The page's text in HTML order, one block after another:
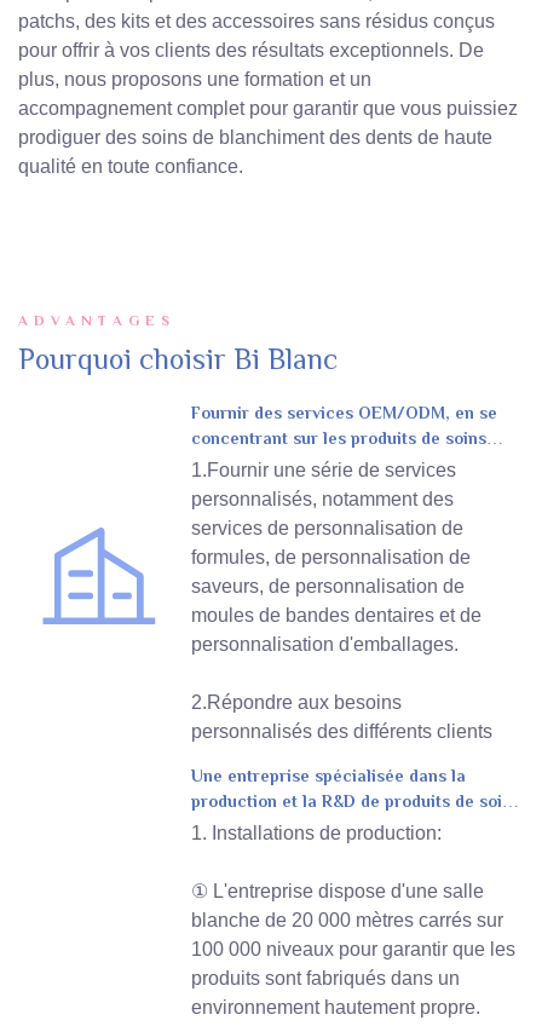
patchs, des kits et des accessoires sans résidus conçus
pour offrir à vos clients des résultats exceptionnels. De
plus, nous proposons une formation et un
accompagnement complet pour garantir que vous puissiez
prodiguer des soins de blanchiment des dents de haute
qualité en toute confiance.
ADVANTAGES
Pourquoi choisir Bi Blanc
Fournir des services OEM/ODM, en se
concentrant sur les produits de soins
personnels
1.Fournir une série de services
personnalisés, notamment des
services de personnalisation de
formules, de personnalisation de
saveurs, de personnalisation de
moules de bandes dentaires et de
personnalisation d'emballages.
2.Répondre aux besoins
personnalisés des différents clients
Une entreprise spécialisée dans la
production et la R&D de produits de soins
bucco-dentaires
1. Installations de production:
① L'entreprise dispose d'une salle
blanche de 20 000 mètres carrés sur
100 000 niveaux pour garantir que les
produits sont fabriqués dans un
environnement hautement propre.